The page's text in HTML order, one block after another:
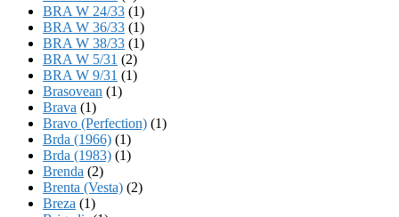
BRA W 24/33 (1)
BRA W 36/33 (1)
BRA W 38/33 (1)
BRA W 5/31 (2)
BRA W 9/31 (1)
Brasovean (1)
Brava (1)
Bravo (Perfection) (1)
Brda (1966) (1)
Brda (1983) (1)
Brenda (2)
Brenta (Vesta) (2)
Breza (1)